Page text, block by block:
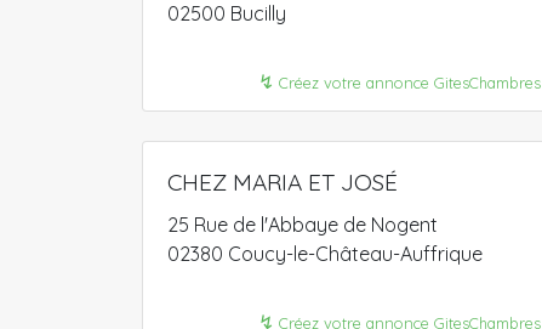
02500 Bucilly
↯ Créez votre annonce GitesChambres
CHEZ MARIA ET JOSÉ
25 Rue de l'Abbaye de Nogent
02380 Coucy-le-Château-Auffrique
↯ Créez votre annonce GitesChambres